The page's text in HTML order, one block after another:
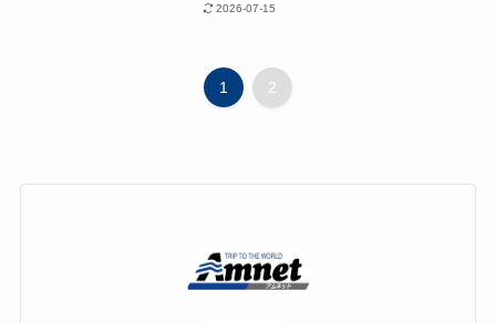
2026-07-15
1 2